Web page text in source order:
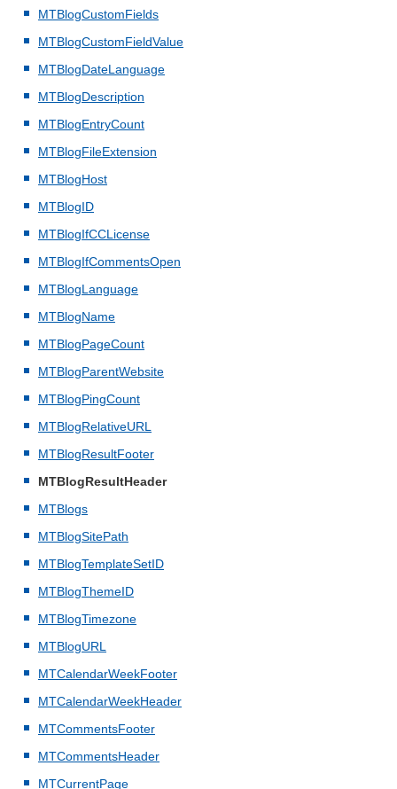
MTBlogCustomFields
MTBlogCustomFieldValue
MTBlogDateLanguage
MTBlogDescription
MTBlogEntryCount
MTBlogFileExtension
MTBlogHost
MTBlogID
MTBlogIfCCLicense
MTBlogIfCommentsOpen
MTBlogLanguage
MTBlogName
MTBlogPageCount
MTBlogParentWebsite
MTBlogPingCount
MTBlogRelativeURL
MTBlogResultFooter
MTBlogResultHeader
MTBlogs
MTBlogSitePath
MTBlogTemplateSetID
MTBlogThemeID
MTBlogTimezone
MTBlogURL
MTCalendarWeekFooter
MTCalendarWeekHeader
MTCommentsFooter
MTCommentsHeader
MTCurrentPage